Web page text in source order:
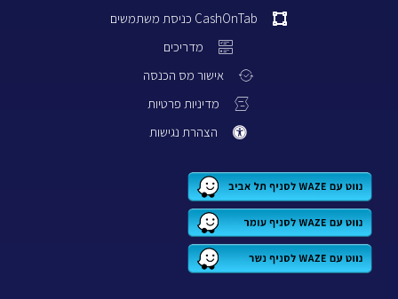
CashOnTab כניסת משתמשים
מדריכים
אישור מס הכנסה
מדיניות פרטיות
הצהרת נגישות